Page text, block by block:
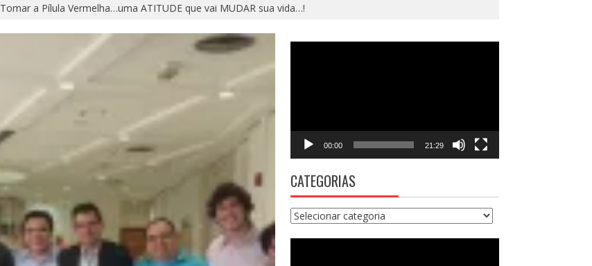
Tomar a Pílula Vermelha…uma ATITUDE que vai MUDAR sua vida…!
00:00 21:29
CATEGORIAS
Categorias